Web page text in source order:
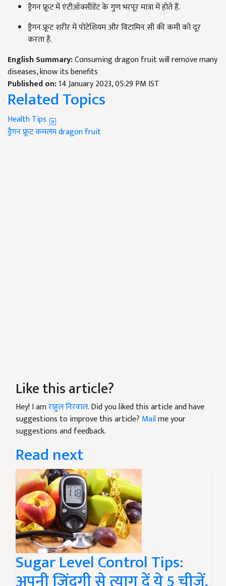
ड्रैगन फ्रूट में एंटीऑक्सीडेंट के गुण भरपूर मात्रा में होते हैं.
ड्रैगन फ्रूटशरीर में पोटेशियम और विटामिन सी की कमी को दूर
करता है.
English Summary:Consuming dragon fruit will remove many
diseases, know its benefits
Published on:14 January 2023, 05:29 PM IST
Related Topics
Health Tips
ड्रैगन फ्रूटकमलमdragon fruit
Like this article?
Hey! I amराहुल निरवाल. Did you liked this article and have
suggestions to improve this article? Mailme your
suggestions and feedback.
Read next
Sugar Level Control Tips: